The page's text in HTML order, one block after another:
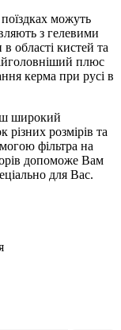
можуть
з гелевими
області кистей та
плюс
керма при русі в
широкий
розмірів та
фільтра на
допоможе Вам
для Вас.